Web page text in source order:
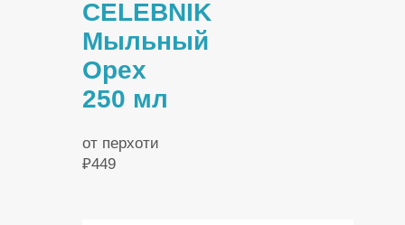
CELEBNIK
Мыльный
Орех
250 мл
от перхоти
₽449